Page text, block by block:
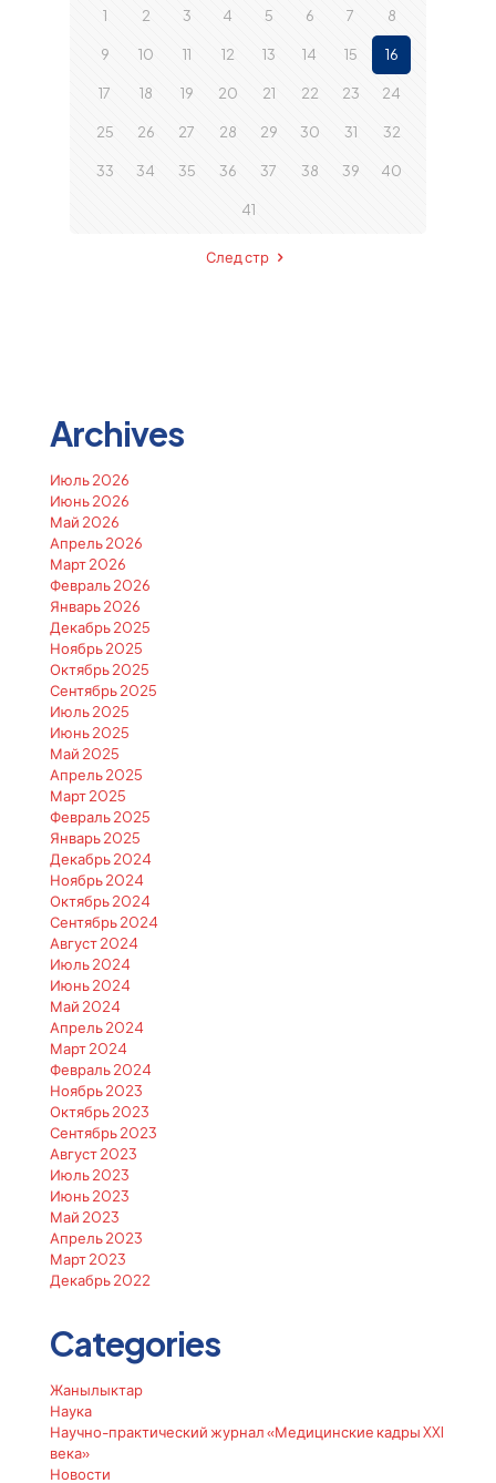
1 2 3 4 5 6 7 8
9 10 11 12 13 14 15 16
17 18 19 20 21 22 23 24
25 26 27 28 29 30 31 32
33 34 35 36 37 38 39 40
41
След стр
Archives
Июль 2026
Июнь 2026
Май 2026
Апрель 2026
Март 2026
Февраль 2026
Январь 2026
Декабрь 2025
Ноябрь 2025
Октябрь 2025
Сентябрь 2025
Июль 2025
Июнь 2025
Май 2025
Апрель 2025
Март 2025
Февраль 2025
Январь 2025
Декабрь 2024
Ноябрь 2024
Октябрь 2024
Сентябрь 2024
Август 2024
Июль 2024
Июнь 2024
Май 2024
Апрель 2024
Март 2024
Февраль 2024
Ноябрь 2023
Октябрь 2023
Сентябрь 2023
Август 2023
Июль 2023
Июнь 2023
Май 2023
Апрель 2023
Март 2023
Декабрь 2022
Categories
Жанылыктар
Наука
Научно-практический журнал «Медицинские кадры XXI
века»
Новости